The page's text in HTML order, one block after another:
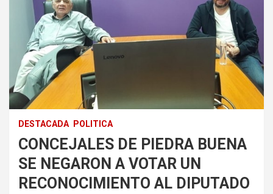
DESTACADA POLITICA
CONCEJALES DE PIEDRA BUENA
SE NEGARON A VOTAR UN
RECONOCIMIENTO AL DIPUTADO